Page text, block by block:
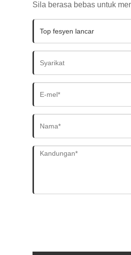
Sila berasa bebas untuk